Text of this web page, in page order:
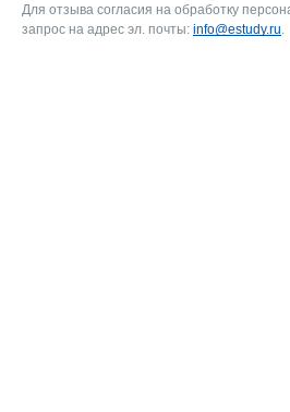
Для отзыва согласия на обработку
запрос на адрес эл. почты: info@estudy.ru.